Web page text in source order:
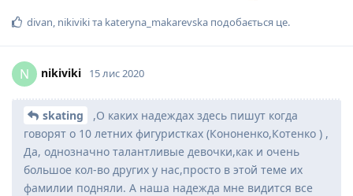
divan, nikivikiта kateryna_makarevska подобається це.
N nikiviki 15 лис 2020
skating
,О каких надеждах здесь пишут когда
говорят о 10 летних фигуристках (Кононенко,Котенко ) ,
Да, однозначно талантливые девочки,как и очень
большое кол-во других у нас,просто в этой теме их
фамилии подняли. А наша надежда мне видится все